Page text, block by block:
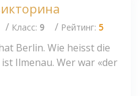
/ Класс: 9 / Рейтинг: 5
Berlin. Wie heisst die
Ilmenau. Wer war «der